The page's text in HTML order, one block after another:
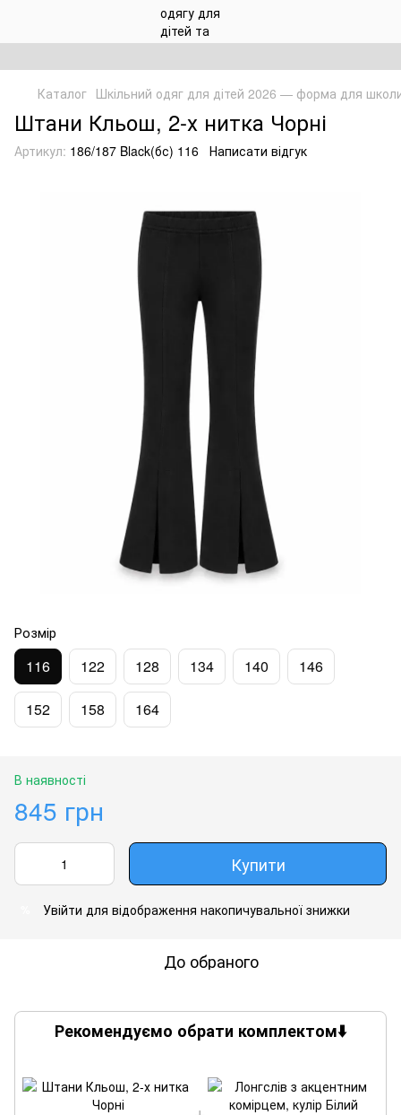
Каталог Шкільний одяг для дітей 2026 — форма для
Штани Кльош, 2-х нитка Чорні
Артикул: 186/187 Black(бс) 116 Написати відгук
Розмір
116 122 128 134 140 146
152 158 164
В наявності
845 грн
Купити
Увійти для відображення накопичувальної знижки
До обраного
Рекомендуємо обрати комплектом⬇️